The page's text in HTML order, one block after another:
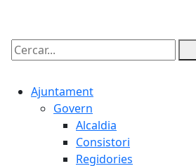
Cercar:
Ajuntament
Govern
Alcaldia
Consistori
Regidories